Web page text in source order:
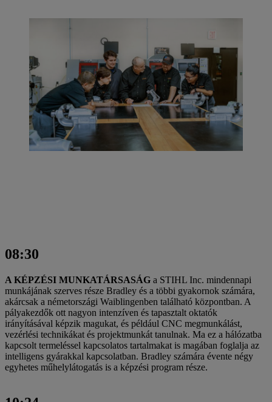
08:30
A KÉPZÉSI MUNKATÁRSASÁG a STIHL Inc. mindennapi
munkájának szerves része Bradley és a többi gyakornok számára,
akárcsak a németországi Waiblingenben található központban. A
pályakezdők ott nagyon intenzíven és tapasztalt oktatók
irányításával képzik magukat, és például CNC megmunkálást,
vezérlési technikákat és projektmunkát tanulnak. Ma ez a hálózatba
kapcsolt termeléssel kapcsolatos tartalmakat is magában foglalja az
intelligens gyárakkal kapcsolatban. Bradley számára évente négy
egyhetes műhelylátogatás is a képzési program része.